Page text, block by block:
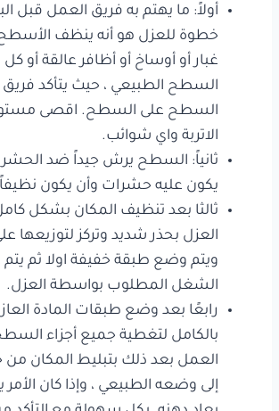
أولاً: ما يهتم به فريق العمل قبل
خطوة للعزل هو أنه ينظف
غبار أو أوساخ أو أظافر عالقة أو
السطح الطبيعي ، حيث يتأكد
السطح على السطح. اقصى
الاتربة واي شوائب.
ثانياً: السطح يرش جيداً ضد
يكون عليه حشرات وأن يكون نظيفاً
ثالثا بعد تنظيف المكان بشكل
العزل بحذر شديد وتركز لتوزيعها
ويتم وضع طبقة خفيفة اولا ثم
الشغل المطلوب بواسطة العزل.
رابعًا بعد وضع طبقات المادة
بالكامل لتغطية جميع أجزاء
العمل بعد ذلك بتبليط المكان من
إلى وضعه الطبيعي ، وإذا كان الأمر